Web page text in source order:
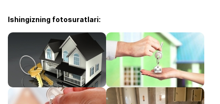
Ishingizning fotosuratlari: